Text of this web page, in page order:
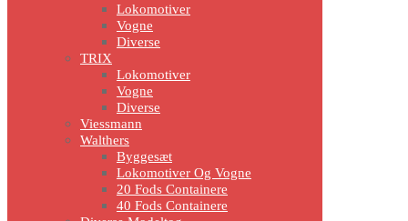
Lokomotiver
Vogne
Diverse
TRIX
Lokomotiver
Vogne
Diverse
Viessmann
Walthers
Byggesæt
Lokomotiver Og Vogne
20 Fods Containere
40 Fods Containere